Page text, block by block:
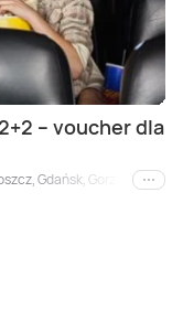
– voucher dla
Gdańsk, Gorzów
i inne